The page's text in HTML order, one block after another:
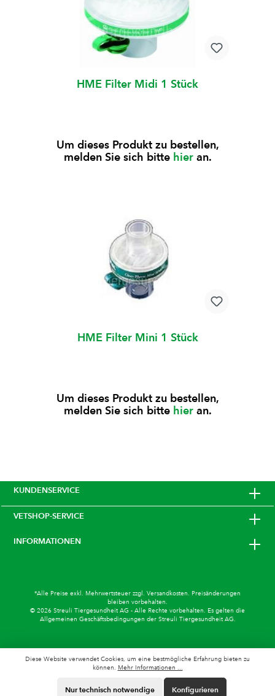
HME Filter Midi 1 Stück
Um dieses Produkt zu bestellen,
melden Sie sich bitte hieran.
HME Filter Mini 1 Stück
Um dieses Produkt zu bestellen,
melden Sie sich bitte hieran.
KUNDENSERVICE
VETSHOP-SERVICE
INFORMATIONEN
*Alle Preise exkl. Mehrwertsteuer zzgl. Versandkosten. Preisänderungen
bleiben vorbehalten.
© 2026 Streuli Tiergesundheit AG - Alle Rechte vorbehalten. Es gelten die
Allgemeinen Geschäftsbedingungen der Streuli Tiergesundheit AG.
Diese Website verwendet Cookies, um eine bestmögliche Erfahrung bieten zu
können. Mehr Informationen ...
Nur technisch notwendige Konfigurieren